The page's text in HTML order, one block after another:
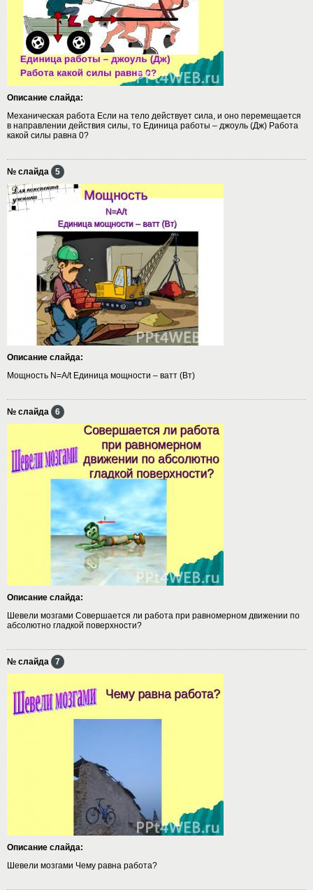
Описание слайда:
Механическая работа Если на тело действует сила, и оно перемещается
в направлении действия силы, то Единица работы – джоуль (Дж) Работа
какой силы равна 0?
№ слайда 5
Описание слайда:
Мощность N=A/t Единица мощности – ватт (Вт)
№ слайда 6
Описание слайда:
Шевели мозгами Совершается ли работа при равномерном движении по
абсолютно гладкой поверхности?
№ слайда 7
Описание слайда:
Шевели мозгами Чему равна работа?